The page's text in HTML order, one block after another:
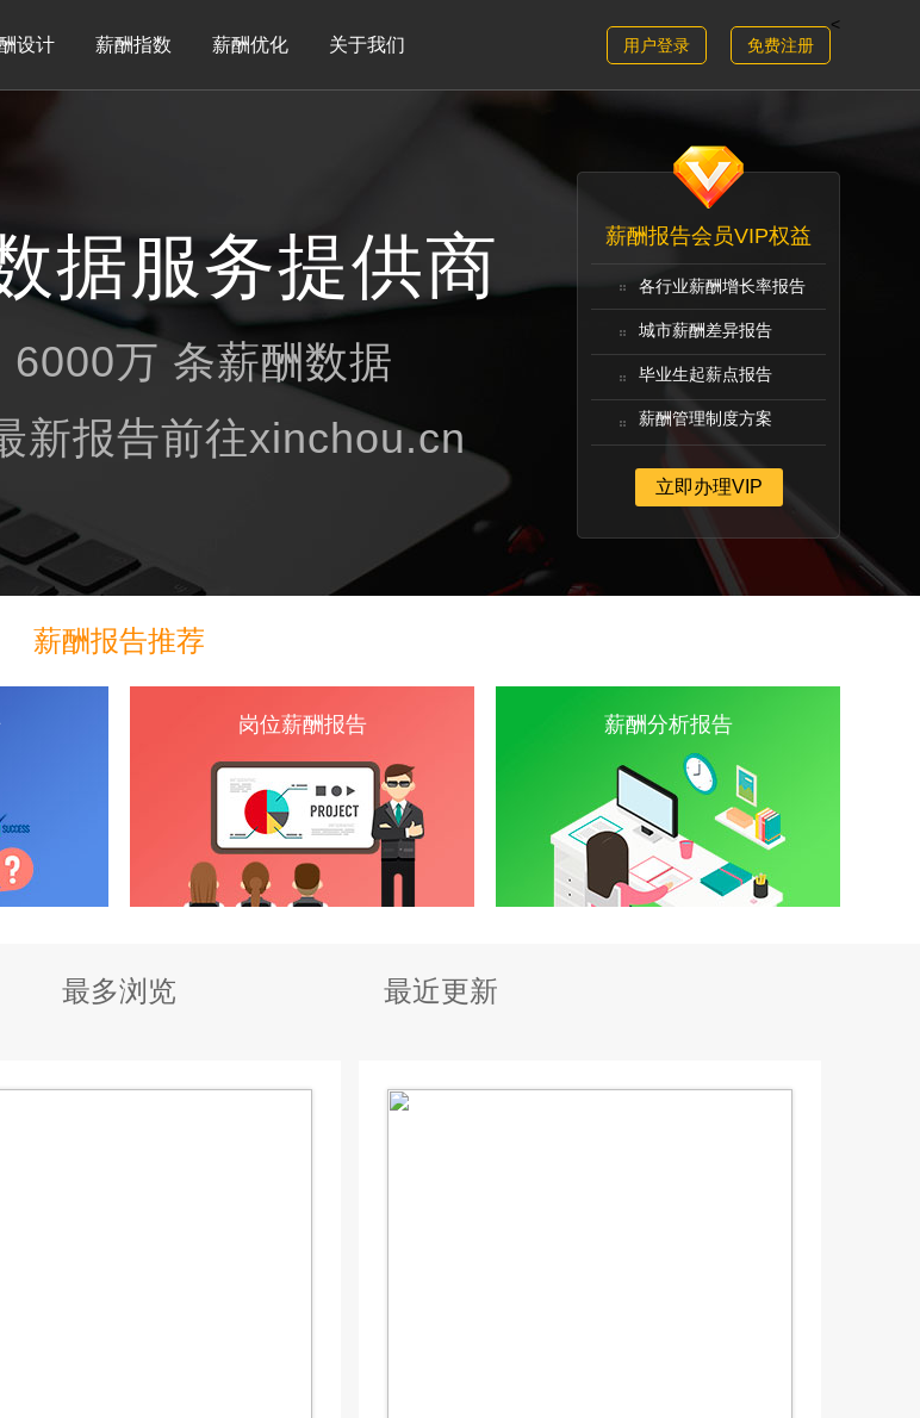
设计 薪酬指数 薪酬优化 关于我们
<
用户登录
免费注册
据服务提供商
万 条薪酬数据
新报告前往xinchou.cn
薪酬报告会员VIP权益
各行业薪酬增长率报告
城市薪酬差异报告
毕业生起薪点报告
薪酬管理制度方案
立即办理VIP
薪酬报告推荐
岗位薪酬报告 薪酬分析报告
最多浏览 最近更新